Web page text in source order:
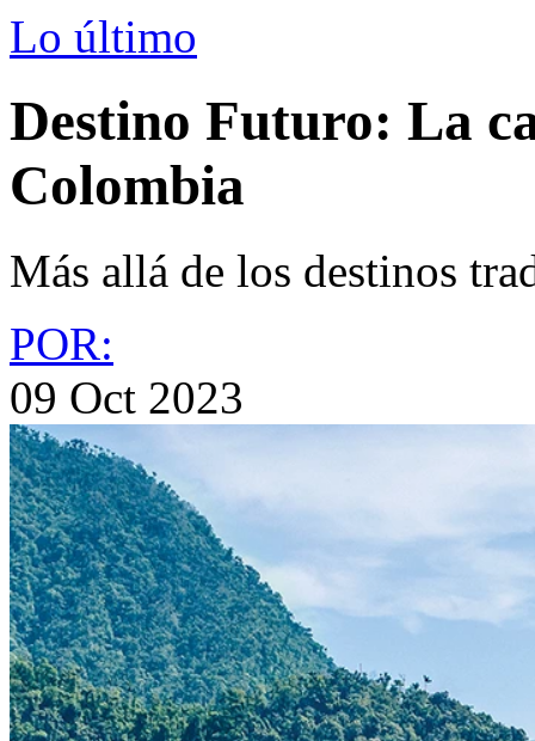
Lo último
Destino Futuro: La
Colombia
Más allá de los destinos
POR:
09 Oct 2023